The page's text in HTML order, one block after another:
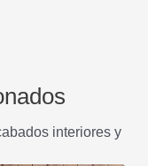
interiores y